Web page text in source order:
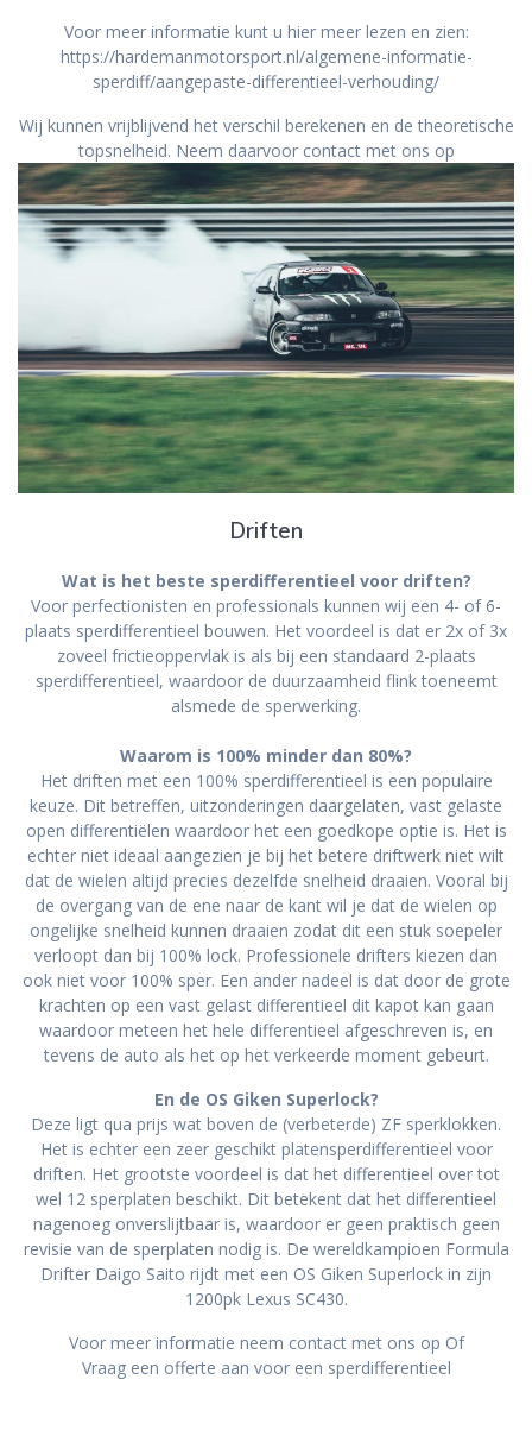
Voor meer informatie kunt u hier meer lezen en zien:
https://hardemanmotorsport.nl/algemene-informatie-
sperdiff/aangepaste-differentieel-verhouding/
Wij kunnen vrijblijvend het verschil berekenen en de theoretische
topsnelheid. Neem daarvoor contact met ons op
Driften
Wat is het beste sperdifferentieel voor driften?
Voor perfectionisten en professionals kunnen wij een 4- of 6-
plaats sperdifferentieel bouwen. Het voordeel is dat er 2x of 3x
zoveel frictieoppervlak is als bij een standaard 2-plaats
sperdifferentieel, waardoor de duurzaamheid flink toeneemt
alsmede de sperwerking.
Waarom is 100% minder dan 80%?
Het driften met een 100% sperdifferentieel is een populaire
keuze. Dit betreffen, uitzonderingen daargelaten, vast gelaste
open differentiëlen waardoor het een goedkope optie is. Het is
echter niet ideaal aangezien je bij het betere driftwerk niet wilt
dat de wielen altijd precies dezelfde snelheid draaien. Vooral bij
de overgang van de ene naar de kant wil je dat de wielen op
ongelijke snelheid kunnen draaien zodat dit een stuk soepeler
verloopt dan bij 100% lock. Professionele drifters kiezen dan
ook niet voor 100% sper. Een ander nadeel is dat door de grote
krachten op een vast gelast differentieel dit kapot kan gaan
waardoor meteen het hele differentieel afgeschreven is, en
tevens de auto als het op het verkeerde moment gebeurt.
En de OS Giken Superlock?
Deze ligt qua prijs wat boven de (verbeterde) ZF sperklokken.
Het is echter een zeer geschikt platensperdifferentieel voor
driften. Het grootste voordeel is dat het differentieel over tot
wel 12 sperplaten beschikt. Dit betekent dat het differentieel
nagenoeg onverslijtbaar is, waardoor er geen praktisch geen
revisie van de sperplaten nodig is. De wereldkampioen Formula
Drifter Daigo Saito rijdt met een OS Giken Superlock in zijn
1200pk Lexus SC430.
Voor meer informatie neem contact met ons op Of
Vraag een offerte aan voor een sperdifferentieel